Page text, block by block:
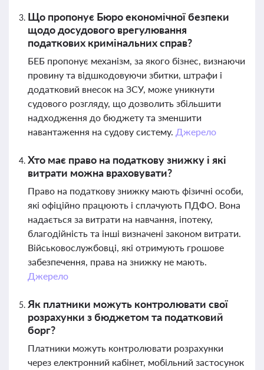
Що пропонує Бюро економічної безпеки
щодо досудового врегулювання
податкових кримінальних справ?
БЕБ пропонує механізм, за якого бізнес, визнаючи
провину та відшкодовуючи збитки, штрафи і
додатковий внесок на ЗСУ, може уникнути
судового розгляду, що дозволить збільшити
надходження до бюджету та зменшити
навантаження на судову систему. Джерело
Хто має право на податкову знижку і які
витрати можна враховувати?
Право на податкову знижку мають фізичні особи,
які офіційно працюють і сплачують ПДФО. Вона
надається за витрати на навчання, іпотеку,
благодійність та інші визначені законом витрати.
Військовослужбовці, які отримують грошове
забезпечення, права на знижку не мають.
Джерело
Як платники можуть контролювати свої
розрахунки з бюджетом та податковий
борг?
Платники можуть контролювати розрахунки
через електронний кабінет, мобільний застосунок